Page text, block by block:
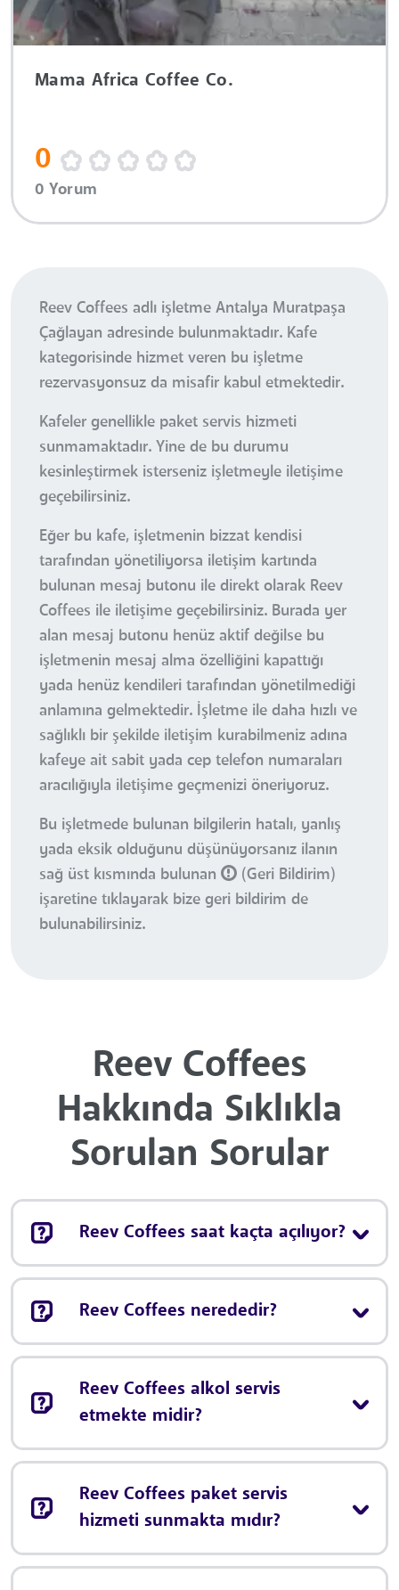
Mama Africa Coffee Co.
0
0 Yorum
Reev Coffees adlı işletme Antalya Muratpaşa
Çağlayan adresinde bulunmaktadır. Kafe
kategorisinde hizmet veren bu işletme
rezervasyonsuz da misafir kabul etmektedir.
Kafeler genellikle paket servis hizmeti
sunmamaktadır. Yine de bu durumu
kesinleştirmek isterseniz işletmeyle iletişime
geçebilirsiniz.
Eğer bu kafe, işletmenin bizzat kendisi
tarafından yönetiliyorsa iletişim kartında
bulunan mesaj butonu ile direkt olarak Reev
Coffees ile iletişime geçebilirsiniz. Burada yer
alan mesaj butonu henüz aktif değilse bu
işletmenin mesaj alma özelliğini kapattığı
yada henüz kendileri tarafından yönetilmediği
anlamına gelmektedir. İşletme ile daha hızlı ve
sağlıklı bir şekilde iletişim kurabilmeniz adına
kafeye ait sabit yada cep telefon numaraları
aracılığıyla iletişime geçmenizi öneriyoruz.
Bu işletmede bulunan bilgilerin hatalı, yanlış
yada eksik olduğunu düşünüyorsanız ilanın
sağ üst kısmında bulunan
(Geri Bildirim)
işaretine tıklayarak bize geri bildirim de
bulunabilirsiniz.
Reev Coffees
Hakkında Sıklıkla
Sorulan Sorular
Reev Coffees saat kaçta açılıyor?
Reev Coffees nerededir?
Reev Coffees alkol servis
etmekte midir?
Reev Coffees paket servis
hizmeti sunmakta mıdır?